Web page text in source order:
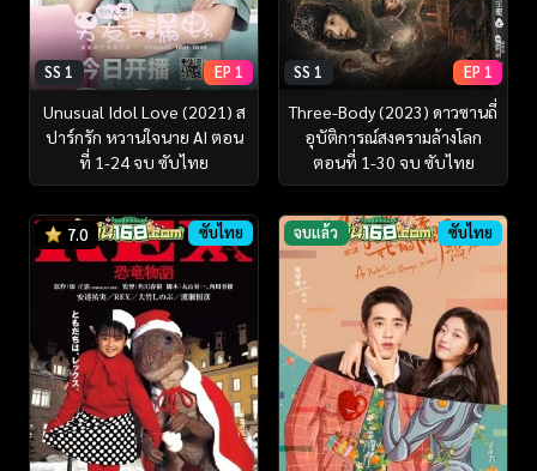
SS 1 EP 1
Unusual Idol Love (2021) ส
ปาร์กรัก หวานใจนาย AI ตอน
ที่ 1-24 จบ ซับไทย
SS 1 EP 1
Three-Body (2023) ดาวซานถี่
อุบัติการณ์สงครามล้างโลก
ตอนที่ 1-30 จบ ซับไทย
7.0 ซับไทย จบแล้ว ซับไทย